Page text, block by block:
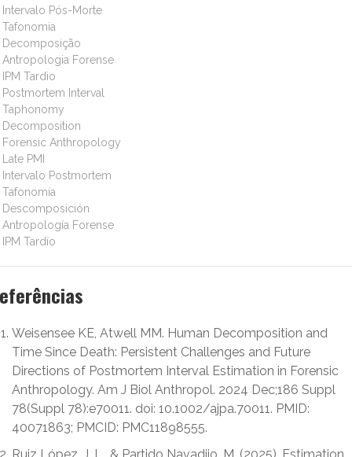
Intervalo Pós-Morte
Tafonomia
Decomposição
Antropologia Forense
IPM Tardio
Postmortem Interval
Taphonomy
Decomposition
Forensic Anthropology
Late PMI
Intervalo Postmortem
Tafonomía
Descomposición
Antropología Forense
IPM Tardío
Weisensee KE, Atwell MM. Human Decomposition and
Time Since Death: Persistent Challenges and Future
Directions of Postmortem Interval Estimation in Forensic
Anthropology. Am J Biol Anthropol. 2024 Dec;186 Suppl
78(Suppl 78):e70011. doi: 10.1002/ajpa.70011. PMID:
40071863; PMCID: PMC11898555.